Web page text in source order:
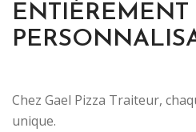
ENTIÈREMENT
Chez Gael Pizza Traiteur,
unique.